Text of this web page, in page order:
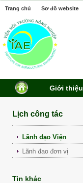
Trang chủ Sơ đồ website
Giới thiệu
Lịch công tác
Lãnh đạo Viện
Lãnh đạo đơn vị
Tin khác